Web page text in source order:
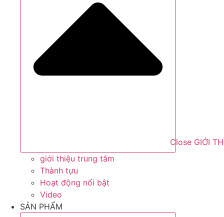
Close GIỚI
giới thiệu trung tâm
Thành tựu
Hoạt động nổi bật
Video
SẢN PHẨM